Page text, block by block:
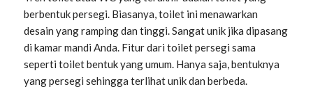
berbentuk persegi. Biasanya, toilet ini menawarkan
desain yang ramping dan tinggi. Sangat unik jika dipasang
di kamar mandi Anda. Fitur dari toilet persegi sama
seperti toilet bentuk yang umum. Hanya saja, bentuknya
yang persegi sehingga terlihat unik dan berbeda.